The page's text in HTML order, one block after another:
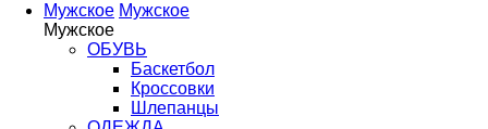
Мужское Мужское
Мужское
ОБУВЬ
Баскетбол
Кроссовки
Шлепанцы